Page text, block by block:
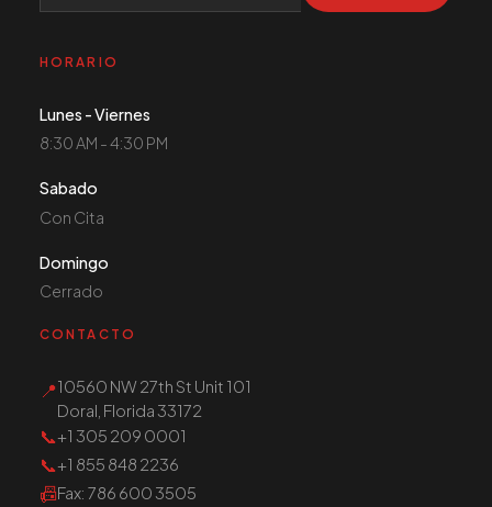
HORARIO
Lunes - Viernes
8:30 AM - 4:30 PM
Sabado
Con Cita
Domingo
Cerrado
CONTACTO
📍10560 NW 27th St Unit 101
Doral, Florida 33172
📞+1 305 209 0001
📞+1 855 848 2236
📠Fax: 786 600 3505